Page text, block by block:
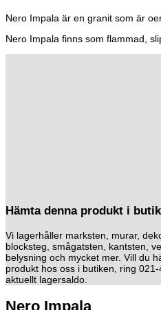
Nero Impala är en granit som är
Nero Impala finns som flammad,
Hämta denna produkt i
Vi lagerhåller marksten, murar,
blocksteg, smågatsten, kantsten,
belysning och mycket mer. Vill du
produkt hos oss i butiken, ring
aktuellt lagersaldo.
Nero Impala